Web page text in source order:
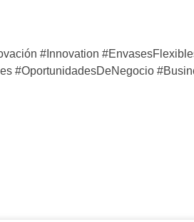
#Innovation
#OportunidadesDeNegocio